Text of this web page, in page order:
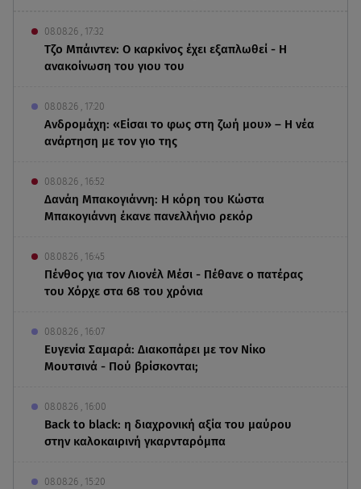
08.08.26 , 17:32
Τζο Μπάιντεν: Ο καρκίνος έχει εξαπλωθεί - Η
ανακοίνωση του γιου του
08.08.26 , 17:20
Ανδρομάχη: «Είσαι το φως στη ζωή μου» – Η νέα
ανάρτηση με τον γιο της
08.08.26 , 16:52
Δανάη Μπακογιάννη: Η κόρη του Κώστα
Μπακογιάννη έκανε πανελλήνιο ρεκόρ
08.08.26 , 16:45
Πένθος για τον Λιονέλ Μέσι - Πέθανε ο πατέρας
του Χόρχε στα 68 του χρόνια
08.08.26 , 16:07
Ευγενία Σαμαρά: Διακοπάρει με τον Νίκο
Μουτσινά - Πού βρίσκονται;
08.08.26 , 16:00
Back to black: η διαχρονική αξία του μαύρου
στην καλοκαιρινή γκαρνταρόμπα
08.08.26 , 15:20